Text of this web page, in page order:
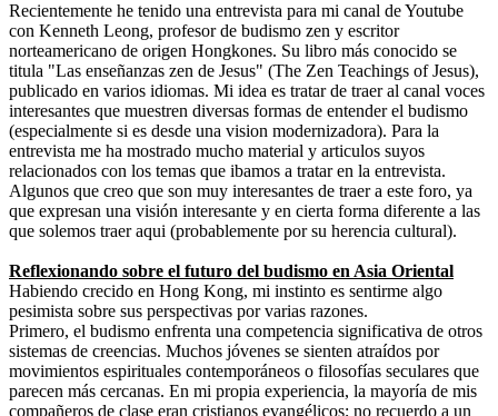
Recientemente he tenido una entrevista para mi canal de Youtube
con Kenneth Leong, profesor de budismo zen y escritor
norteamericano de origen Hongkones. Su libro más conocido se
titula "Las enseñanzas zen de Jesus" (The Zen Teachings of Jesus),
publicado en varios idiomas. Mi idea es tratar de traer al canal voces
interesantes que muestren diversas formas de entender el budismo
(especialmente si es desde una vision modernizadora). Para la
entrevista me ha mostrado mucho material y articulos suyos
relacionados con los temas que ibamos a tratar en la entrevista.
Algunos que creo que son muy interesantes de traer a este foro, ya
que expresan una visión interesante y en cierta forma diferente a las
que solemos traer aqui (probablemente por su herencia cultural).
Reflexionando sobre el futuro del budismo en Asia Oriental
Habiendo crecido en Hong Kong, mi instinto es sentirme algo
pesimista sobre sus perspectivas por varias razones.
Primero, el budismo enfrenta una competencia significativa de otros
sistemas de creencias. Muchos jóvenes se sienten atraídos por
movimientos espirituales contemporáneos o filosofías seculares que
parecen más cercanas. En mi propia experiencia, la mayoría de mis
compañeros de clase eran cristianos evangélicos; no recuerdo a un